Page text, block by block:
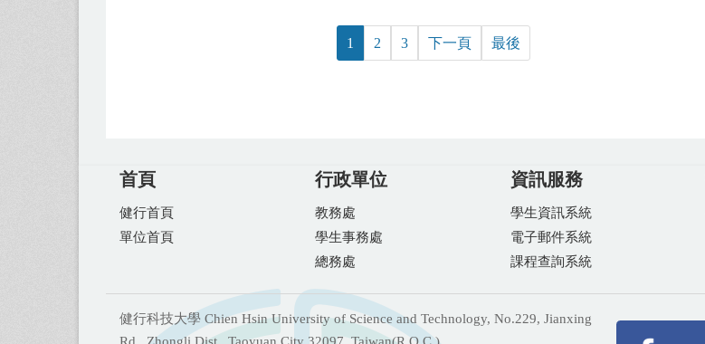
1 2 3 下一頁 最後
首頁
健行首頁
單位首頁
行政單位
教務處
學生事務處
總務處
資訊服務
學生資訊系統
電子郵件系統
課程查詢系統
健行科技大學 Chien Hsin University of Science and Technology, No.229, Jianxing